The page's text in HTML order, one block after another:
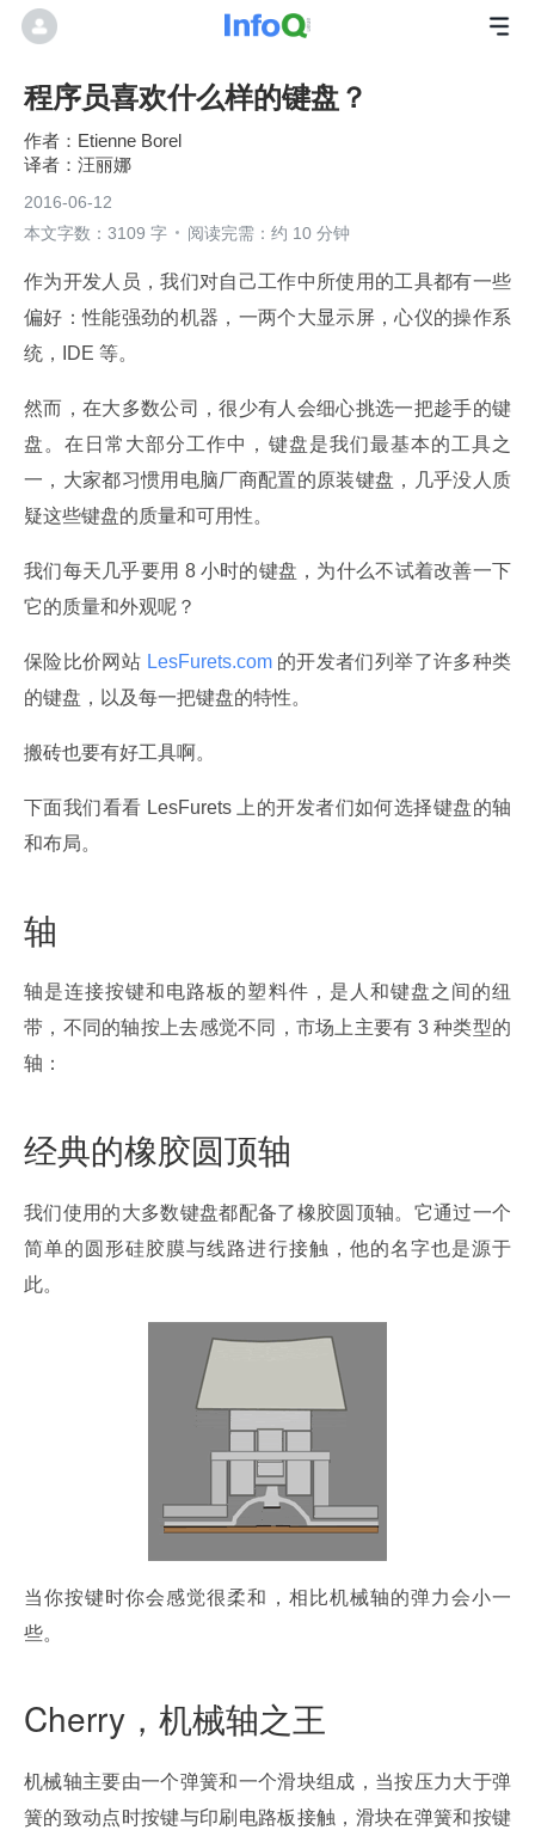
程序员喜欢什么样的键盘？
Etienne Borel
汪丽娜
2016-06-12
本文字数：3109 字
阅读完需：约 10 分钟
作为开发人员，我们对自己工作中所使用的工具都有一些
偏好：性能强劲的机器，一两个大显示屏，心仪的操作系
统，IDE 等。
然而，在大多数公司，很少有人会细心挑选一把趁手的键
盘。在日常大部分工作中，键盘是我们最基本的工具之
一，大家都习惯用电脑厂商配置的原装键盘，几乎没人质
疑这些键盘的质量和可用性。
我们每天几乎要用 8 小时的键盘，为什么不试着改善一下
它的质量和外观呢？
保险比价网站 LesFurets.com 的开发者们列举了许多种类
的键盘，以及每一把键盘的特性。
搬砖也要有好工具啊。
下面我们看看 LesFurets 上的开发者们如何选择键盘的轴
和布局。
轴
轴是连接按键和电路板的塑料件，是人和键盘之间的纽
带，不同的轴按上去感觉不同，市场上主要有 3 种类型的
轴：
经典的橡胶圆顶轴
我们使用的大多数键盘都配备了橡胶圆顶轴。它通过一个
简单的圆形硅胶膜与线路进行接触，他的名字也是源于
此。
当你按键时你会感觉很柔和，相比机械轴的弹力会小一
些。
Cherry，机械轴之王
机械轴主要由一个弹簧和一个滑块组成，当按压力大于弹
簧的致动点时按键与印刷电路板接触，滑块在弹簧和按键